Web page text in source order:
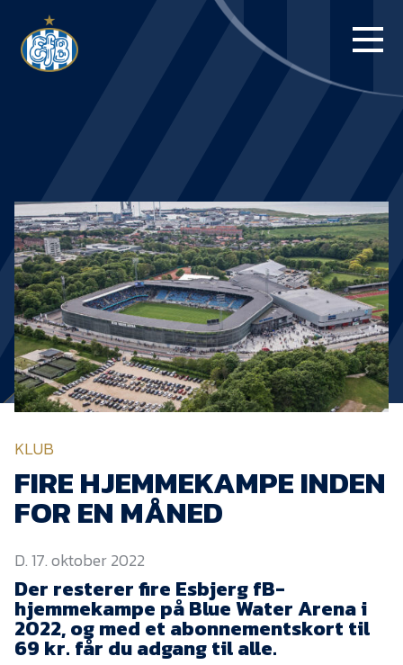
BILLETTER
HERREHOLDET
KAMPDAG PÅ
BLUE WATER
ARENA
NYHEDER
EfB Akademi
Sydvestjysk Fodbold
Samarbejde
Partnere
KLUB
FIRE HJEMMEKAMPE INDEN
FOR EN MÅNED
D. 17. oktober 2022
Der resterer fire Esbjerg fB-
hjemmekampe på Blue Water Arena i
2022, og med et abonnementskort til
69 kr. får du adgang til alle.